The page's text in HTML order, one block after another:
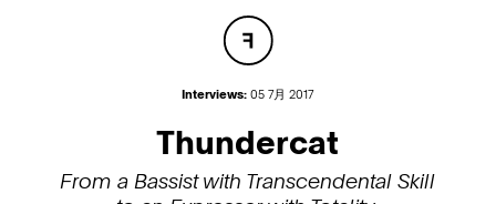
Interviews: 05 7月 2017
Thundercat
From a Bassist with Transcendental Skill